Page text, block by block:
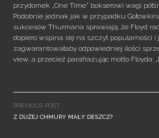
przydomek „One Time” bokserowi wagi
Podobnie jednak jak w przypadku
sukcesów Thurmana sprawiają, że Floyd
dopiero wspina się na szczyt popularności i
zagwarantowałaby odpowiedniej ilości
view, a przecież parafrazując motto Floyda:
navigation
PREVIOUS POST
Z DUŻEJ CHMURY MAŁY DESZCZ?